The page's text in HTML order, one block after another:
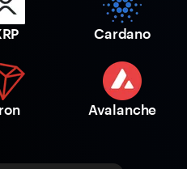
Cardano
Avalanche